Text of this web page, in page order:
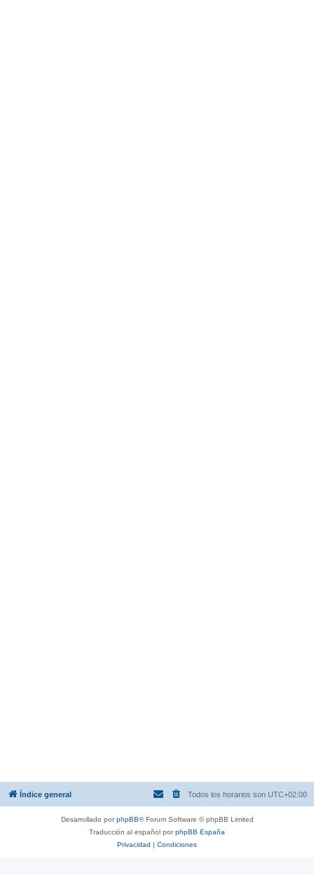
Índice general Todos los horarios son UTC+02:00
Desarrollado porphpBB® Forum Software © phpBB Limited
Traducción al español porphpBB España
Privacidad | Condiciones